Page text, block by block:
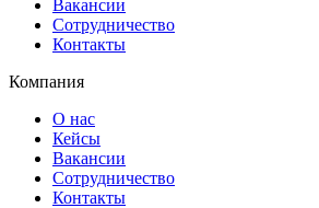
Вакансии
Сотрудничество
Контакты
Компания
О нас
Кейсы
Вакансии
Сотрудничество
Контакты